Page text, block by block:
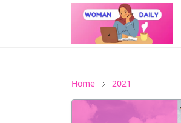
Home 2021